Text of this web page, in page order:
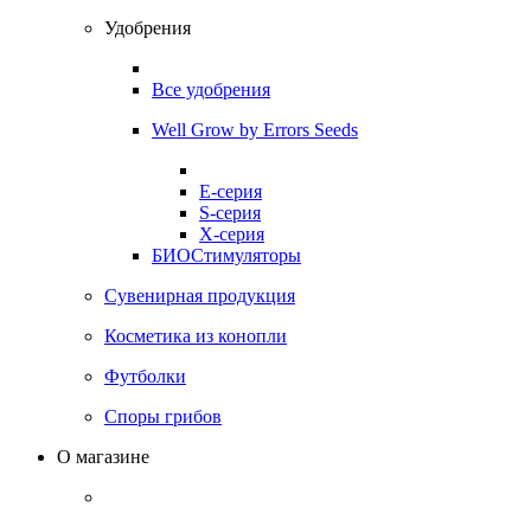
Удобрения
Все удобрения
Well Grow by Errors Seeds
E-серия
S-серия
X-серия
БИОСтимуляторы
Сувенирная продукция
Косметика из конопли
Футболки
Споры грибов
О магазине